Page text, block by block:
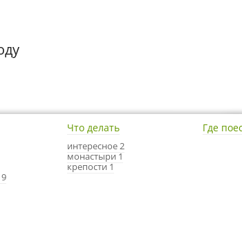
Что делать
интересное 2
монастыри 1
крепости 1
Где